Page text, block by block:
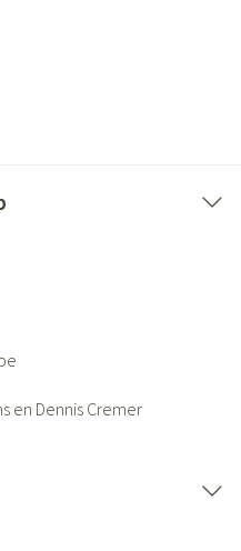
en Dennis Cremer